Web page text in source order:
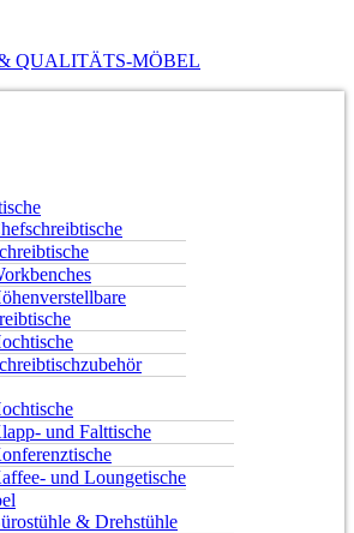
QUALITÄTS-MÖBEL
und Falttische
und Loungetische
& Drehstühle